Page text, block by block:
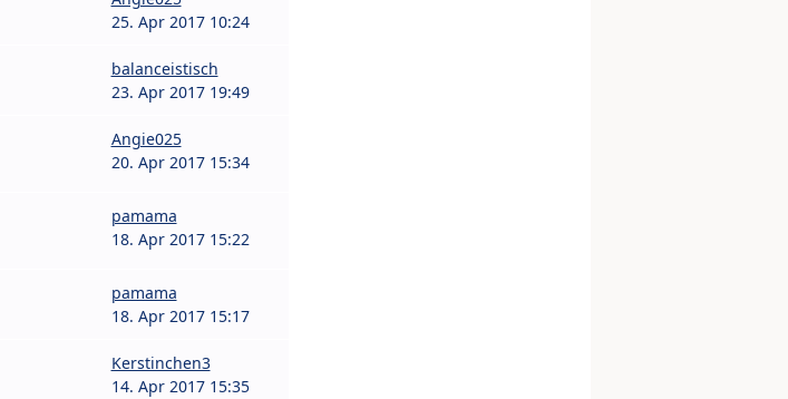
25. Apr 2017 10:24
balanceistisch
23. Apr 2017 19:49
Angie025
20. Apr 2017 15:34
pamama
18. Apr 2017 15:22
pamama
18. Apr 2017 15:17
Kerstinchen3
14. Apr 2017 15:35